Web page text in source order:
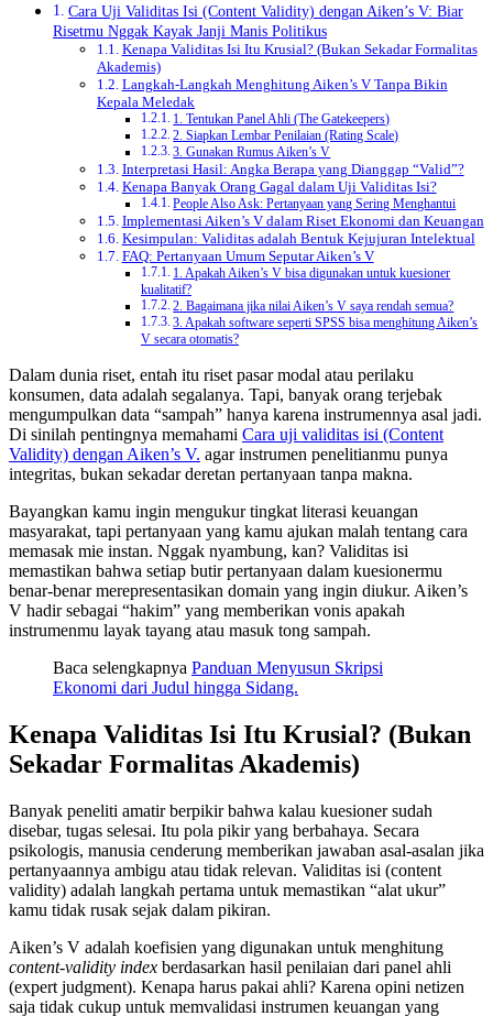
Cara Uji Validitas Isi (Content Validity) dengan Aiken’s V: Biar
Risetmu Nggak Kayak Janji Manis Politikus
Kenapa Validitas Isi Itu Krusial? (Bukan Sekadar Formalitas
Akademis)
Langkah-Langkah Menghitung Aiken’s V Tanpa Bikin
Kepala Meledak
1. Tentukan Panel Ahli (The Gatekeepers)
2. Siapkan Lembar Penilaian (Rating Scale)
3. Gunakan Rumus Aiken’s V
Interpretasi Hasil: Angka Berapa yang Dianggap “Valid”?
Kenapa Banyak Orang Gagal dalam Uji Validitas Isi?
People Also Ask: Pertanyaan yang Sering Menghantui
Implementasi Aiken’s V dalam Riset Ekonomi dan Keuangan
Kesimpulan: Validitas adalah Bentuk Kejujuran Intelektual
FAQ: Pertanyaan Umum Seputar Aiken’s V
1. Apakah Aiken’s V bisa digunakan untuk kuesioner
kualitatif?
2. Bagaimana jika nilai Aiken’s V saya rendah semua?
3. Apakah software seperti SPSS bisa menghitung Aiken’s
V secara otomatis?
Dalam dunia riset, entah itu riset pasar modal atau perilaku
konsumen, data adalah segalanya. Tapi, banyak orang terjebak
mengumpulkan data “sampah” hanya karena instrumennya asal jadi.
Di sinilah pentingnya memahami Cara uji validitas isi (Content
Validity) dengan Aiken’s V. agar instrumen penelitianmu punya
integritas, bukan sekadar deretan pertanyaan tanpa makna.
Bayangkan kamu ingin mengukur tingkat literasi keuangan
masyarakat, tapi pertanyaan yang kamu ajukan malah tentang cara
memasak mie instan. Nggak nyambung, kan? Validitas isi
memastikan bahwa setiap butir pertanyaan dalam kuesionermu
benar-benar merepresentasikan domain yang ingin diukur. Aiken’s
V hadir sebagai “hakim” yang memberikan vonis apakah
instrumenmu layak tayang atau masuk tong sampah.
Baca selengkapnya Panduan Menyusun Skripsi
Ekonomi dari Judul hingga Sidang.
Kenapa Validitas Isi Itu Krusial? (Bukan
Sekadar Formalitas Akademis)
Banyak peneliti amatir berpikir bahwa kalau kuesioner sudah
disebar, tugas selesai. Itu pola pikir yang berbahaya. Secara
psikologis, manusia cenderung memberikan jawaban asal-asalan jika
pertanyaannya ambigu atau tidak relevan. Validitas isi (content
validity) adalah langkah pertama untuk memastikan “alat ukur”
kamu tidak rusak sejak dalam pikiran.
Aiken’s V adalah koefisien yang digunakan untuk menghitung
content-validity index berdasarkan hasil penilaian dari panel ahli
(expert judgment). Kenapa harus pakai ahli? Karena opini netizen
saja tidak cukup untuk memvalidasi instrumen keuangan yang